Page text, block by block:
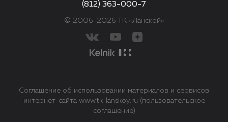
© 2006–2026 ТК «Ланской»
(812) 363-000-7
Соглашение об использовании материалов и сервисов
интернет-сайта www.tk-lanskoy.ru (пользовательское
соглашение)